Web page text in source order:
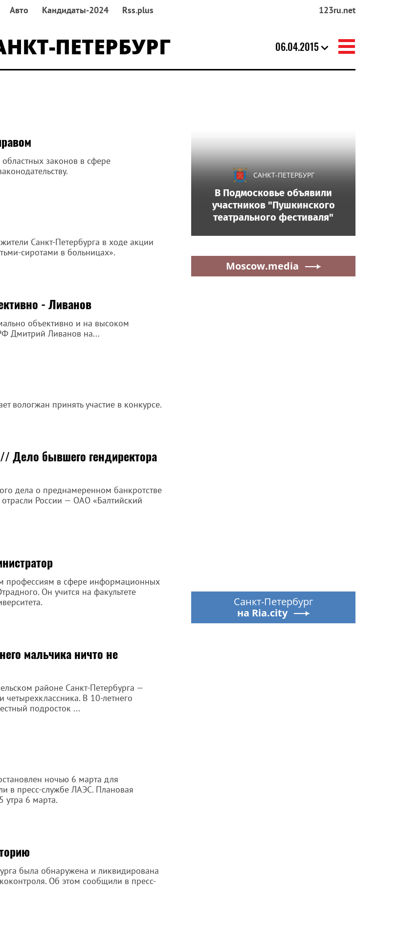
Авто Кандидаты-2024 Rss.plus 123ru.net
ПЕТЕРБУРГ 06.04.2015
областных законов в сфере
Санкт-Петербурга в ходе акции
сиротами в больницах».
- Ливанов
объективно и на высоком
Дмитрий Ливанов на...
вологжан принять участие в конкурсе.
Дело бывшего гендиректора
дела о преднамеренном банкротстве
России — ОАО «Балтийский
профессиям в сфере информационных
Он учится на факультете
мальчика ничто не
районе Санкт-Петербурга —
В 10-летнего
подросток ...
ночью 6 марта для
в пресс-службе ЛАЭС. Плановая
утра 6 марта.
была обнаружена и ликвидирована
Об этом сообщили в пресс-
САНКТ-ПЕТЕРБУРГ
В Подмосковье объявили
участников "Пушкинского
театрального фестиваля"
Moscow.media
Санкт-Петербург
на Ria.city